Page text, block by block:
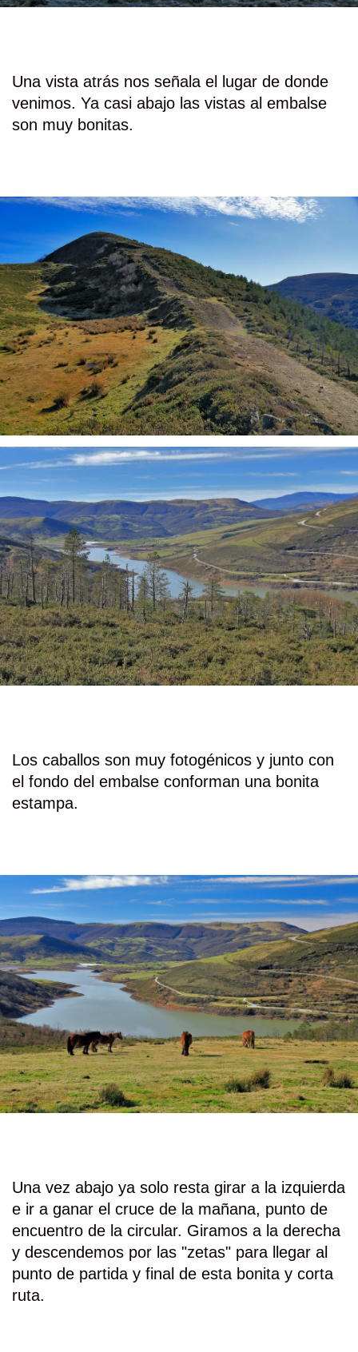
Una vista atrás nos señala el lugar de donde
venimos. Ya casi abajo las vistas al embalse
son muy bonitas.
Los caballos son muy fotogénicos y junto con
el fondo del embalse conforman una bonita
estampa.
Una vez abajo ya solo resta girar a la izquierda
e ir a ganar el cruce de la mañana, punto de
encuentro de la circular. Giramos a la derecha
y descendemos por las "zetas" para llegar al
punto de partida y final de esta bonita y corta
ruta.